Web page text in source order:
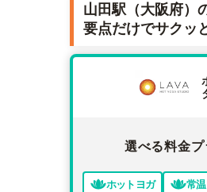
山田駅（大阪府）
要点だけでサクッ
選べる料金プ
ホットヨガ
常